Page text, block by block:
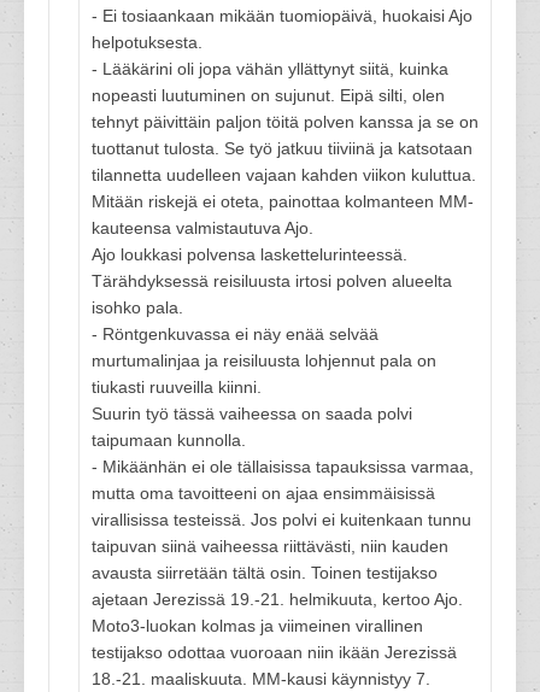
- Ei tosiaankaan mikään tuomiopäivä, huokaisi Ajo
helpotuksesta.
- Lääkärini oli jopa vähän yllättynyt siitä, kuinka
nopeasti luutuminen on sujunut. Eipä silti, olen
tehnyt päivittäin paljon töitä polven kanssa ja se on
tuottanut tulosta. Se työ jatkuu tiiviinä ja katsotaan
tilannetta uudelleen vajaan kahden viikon kuluttua.
Mitään riskejä ei oteta, painottaa kolmanteen MM-
kauteensa valmistautuva Ajo.
Ajo loukkasi polvensa laskettelurinteessä.
Tärähdyksessä reisiluusta irtosi polven alueelta
isohko pala.
- Röntgenkuvassa ei näy enää selvää
murtumalinjaa ja reisiluusta lohjennut pala on
tiukasti ruuveilla kiinni.
Suurin työ tässä vaiheessa on saada polvi
taipumaan kunnolla.
- Mikäänhän ei ole tällaisissa tapauksissa varmaa,
mutta oma tavoitteeni on ajaa ensimmäisissä
virallisissa testeissä. Jos polvi ei kuitenkaan tunnu
taipuvan siinä vaiheessa riittävästi, niin kauden
avausta siirretään tältä osin. Toinen testijakso
ajetaan Jerezissä 19.-21. helmikuuta, kertoo Ajo.
Moto3-luokan kolmas ja viimeinen virallinen
testijakso odottaa vuoroaan niin ikään Jerezissä
18.-21. maaliskuuta. MM-kausi käynnistyy 7.